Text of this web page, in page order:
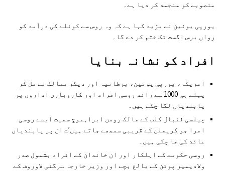
منصوبے کو منجمد کر دیا ہے۔
یورپی یونین نے مزید کہا ہے کہ وہ روس سے کوئلے کی درآمد کو
رواں برس اگست تک ختم کر دے گا۔
افراد کو نشانہ بنایا
امریکہ، یورپی یونین، برطانیہ اور دیگر ممالک نے مل کر
پہلے ہی 1000 سے زائد روسی افراد اور کاروباری اداروں پر
پابندیاں لگا چکے ہیں۔
چیلسی فٹبال کلب کے مالک رومن ابراہموچ سمیت ایسے روسی
امرا جو کریملن کے قریبی سمجھے جاتے ہیں’ت ان پر پابندیاں
عائد کی جا چکی ہیں۔
روسی حکومت کے اہلکار اور ان خاندان کے افراد بشمول صدر
ولادیمیر پوتن کے بالغ بچے اور وزیر خارجہ سرگئی لاوروف کے